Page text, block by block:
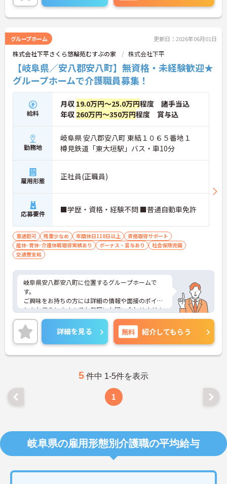
で、疲れを癒すこともできます。
ご興味のある方は、面接ポイントをお伝えしますの
グループホーム 更新日：2026年06月01日
株式会社下平さくら悠輪苑むすぶの家 株式会社下平
【岐阜県／安八郡安八町】無資格・未経験歓迎★
グループホームで介護職員募集！
給料
月収 19.0万円～25.0万円程度 諸手当込
年収 260万円～350万円程度 賞与込
勤務地
岐阜県 安八郡安八町 東結１０６５番地１
樽見鉄道「東大垣駅」バス・車10分
雇用形態 正社員(正職員)
応募要件 ■学歴・資格・経験不問 ■普通自動車免許
車通勤可 残業少なめ 年間休日110日以上
資格取得サポート
産休･育休･介護休暇取得実績あり
ボーナス・賞与あり
社会保険完備
交通費支給
岐阜県安八郡安八町に位置するグループホームで
す。
ご興味をお持ちの方には詳細の情報や面接のポイン
トをお伝えしますのでお気軽にお問い合わせくださ
いませ。
詳細を見る 無料 紹介してもらう
5 件中 1-5件を表示
1
岐阜県の雇用形態別介護職の平均給与